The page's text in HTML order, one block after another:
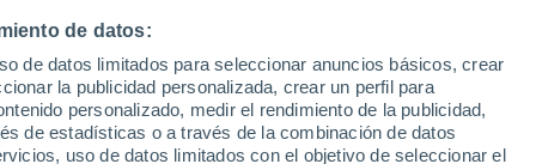
de datos:
de datos limitados para seleccionar anuncios básicos, crear
la publicidad personalizada, crear un perfil para
personalizado, medir el rendimiento de la publicidad,
de estadísticas o a través de la combinación de datos
uso de datos limitados con el objetivo de seleccionar el
9 Ago
80%
Lunes
10 Ago
90%
11 Ago
90%
12 Ago
80%